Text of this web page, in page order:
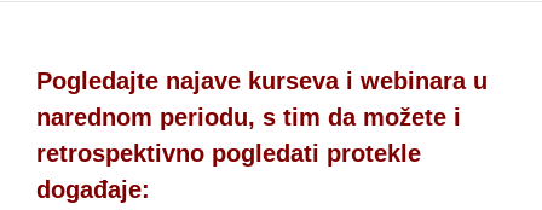
Pogledajte najave kurseva i webinara u
narednom periodu, s tim da možete i
retrospektivno pogledati protekle
događaje: